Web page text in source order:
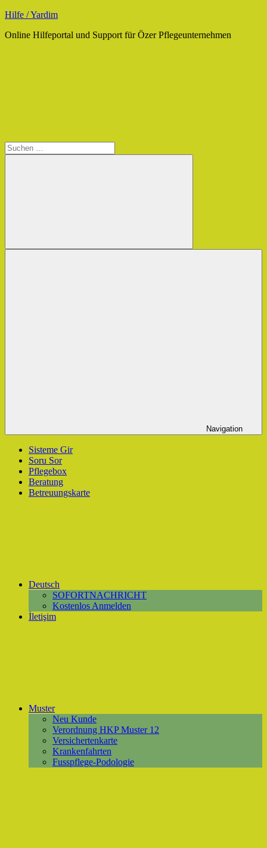
Zum
springen
Hilfe / Yardim
Online Hilfeportal und Support für Özer Pflegeunternehmen
Suchen
nach:
Suchen
Navigation
Sisteme Gir
Soru Sor
Pflegebox
Beratung
Betreuungskarte
Deutsch
SOFORTNACHRICHT
Kostenlos Anmelden
İletişim
Muster
Neu Kunde
Verordnung HKP Muster 12
Versichertenkarte
Krankenfahrten
Fusspflege-Podologie